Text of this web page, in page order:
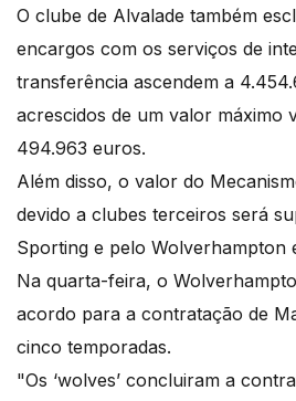
O clube de Alvalade também
encargos com os serviços de
transferência ascendem a
acrescidos de um valor máximo
494.963 euros.
Além disso, o valor do
devido a clubes terceiros será
Sporting e pelo Wolverhampton
Na quarta-feira, o
acordo para a contratação de
cinco temporadas.
"Os ‘wolves’ concluiram a